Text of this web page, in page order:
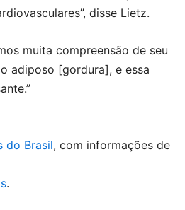
disse Lietz.
muita compreensão de seu
adiposo [gordura], e essa
do Brasil, com informações de
.